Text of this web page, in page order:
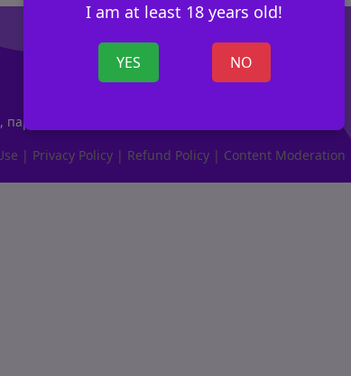
I am at least 18 years old!
YES NO
искателей альтернативного секса
| Privacy Policy | Refund Policy | Content Moderation